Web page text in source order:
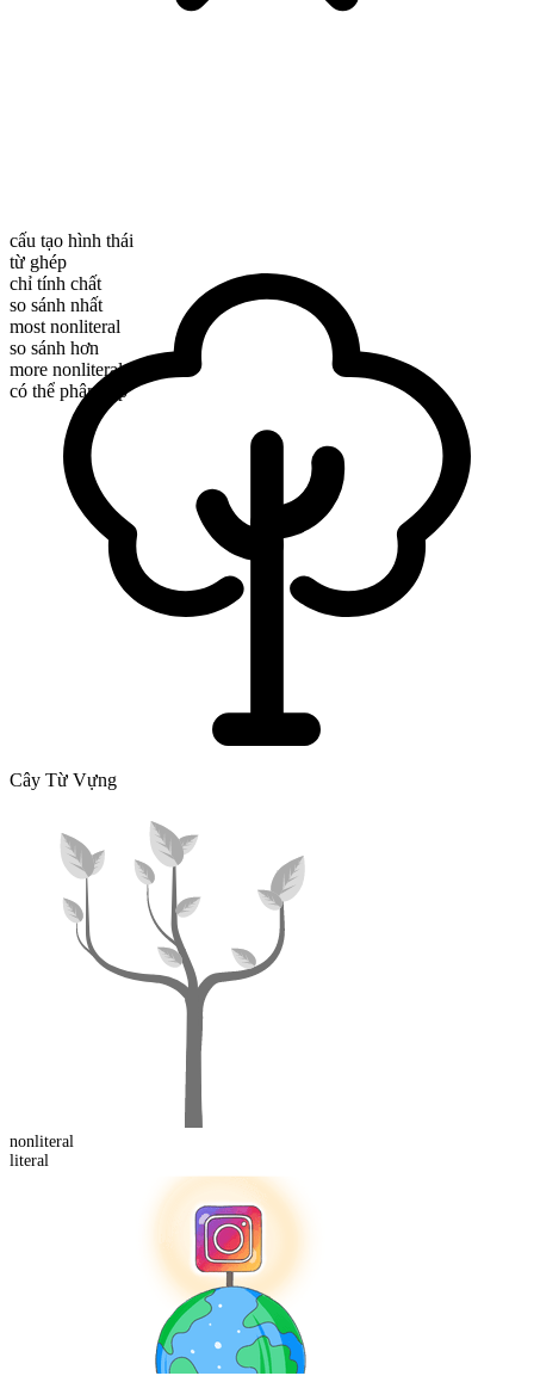
cấu tạo hình thái
từ ghép
chỉ tính chất
so sánh nhất
most nonliteral
so sánh hơn
more nonliteral
có thể phân cấp
Cây Từ Vựng
nonliteral
literal